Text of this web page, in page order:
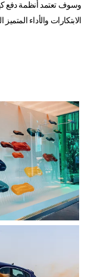
وسوف تعتمد أنظمة دفع
الابتكارات والأداء